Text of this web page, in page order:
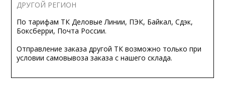
ДРУГОЙ РЕГИОН
По тарифам ТК Деловые Линии, ПЭК, Байкал, Сдэк,
Боксберри, Почта России.
Отправление заказа другой ТК возможно только при
условии самовывоза заказа с нашего склада.